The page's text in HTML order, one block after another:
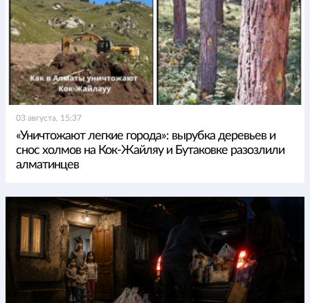
03 августа, 15:37
«Уничтожают легкие города»: вырубка деревьев и
снос холмов на Кок-Жайляу и Бутаковке разозлили
алматинцев